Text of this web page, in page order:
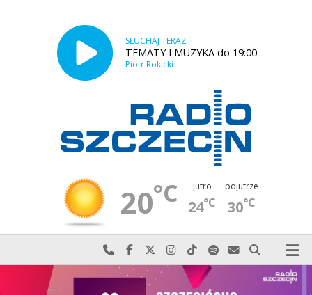
SŁUCHAJ TERAZ
TEMATY I MUZYKA do 19:00
Piotr Rokicki
20°C jutro
24°C
pojutrze
30°C
Najlepiej po prostu do nas zadzwoń
Odwiedź nas na Facebook-u
Odwiedź nas na X
Odwiedź nas na Instagram-ie
Odwiedź nas na TikTok-u
Szukaj nas na Spotify
Wyślij do nas
Szukaj